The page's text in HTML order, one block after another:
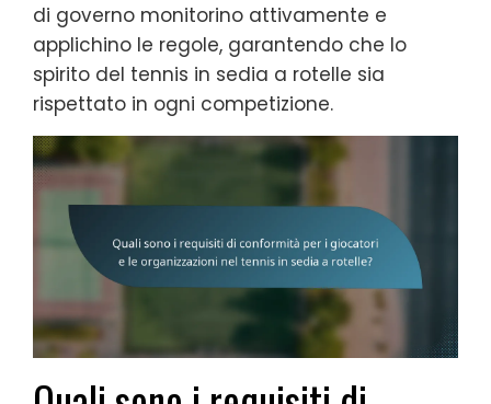
di governo monitorino attivamente e
applichino le regole, garantendo che lo
spirito del tennis in sedia a rotelle sia
rispettato in ogni competizione.